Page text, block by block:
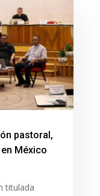
pastoral,
México
titulada